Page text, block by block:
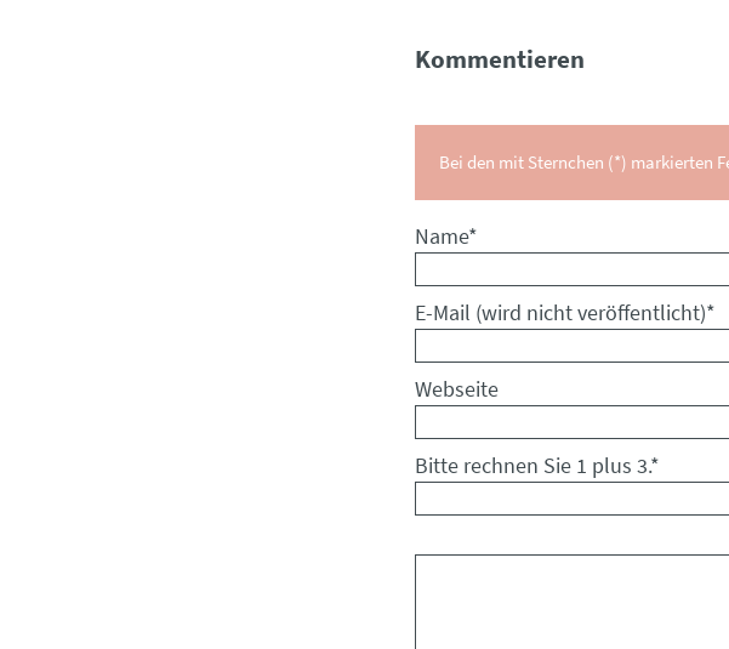
Kommentieren
Bei den mit Sternchen (*) markierten
Pflichtfeld
Name*
Pflichtfeld
E-Mail (wird nicht veröffentlicht)*
Webseite
Bitte rechnen Sie 1 plus 3.*